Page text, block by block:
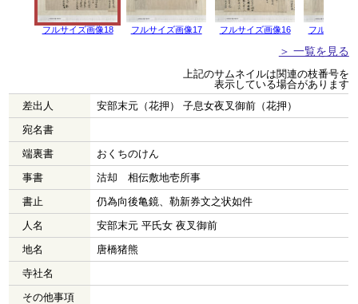
フルサイズ画像18 フルサイズ画像17 フルサイズ画像16 フルサイズ
＞ 一覧を見る
上記のサムネイルは関連の枝番号を
表示している場合があります
差出人
安部末元（花押） 子息女夜叉御前（花押）
宛名書
端裏書
おくちのけん
事書
沽却 相伝敷地壱所事
書止
仍為向後亀鏡、勒新券文之状如件
人名
安部末元 平氏女 夜叉御前
地名
唐橋猪熊
寺社名
その他事項